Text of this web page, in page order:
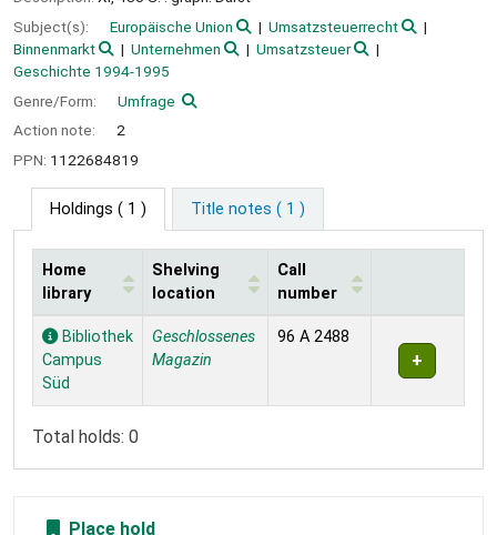
Subject(s):
Europäische Union
Umsatzsteuerrecht
Binnenmarkt
Unternehmen
Umsatzsteuer
Geschichte 1994-1995
Genre/Form:
Umfrage
Action note:
2
PPN: 1122684819
Holdings ( 1 ) Title notes ( 1 )
Holdings
Home
library
Shelving
location
Call
number
Bibliothek
Campus
Süd
Geschlossenes
Magazin
96 A 2488
Total holds: 0
Place hold